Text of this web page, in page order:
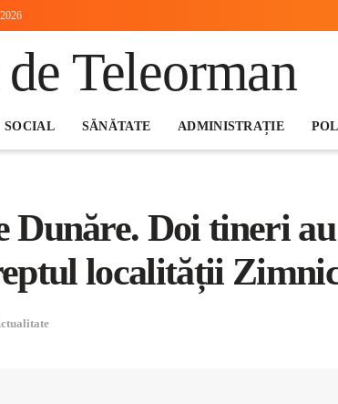
SOCIAL SĂNĂTATE ADMINISTRAȚIE
Doi tineri
localității